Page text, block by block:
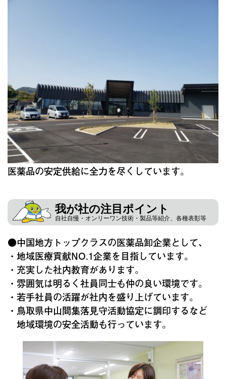
医薬品の安定供給に全力を尽くしています。
我が社の注目ポイント
自社自慢・オンリーワン技術・製品等紹介、各種表彰等
●中国地方トップクラスの医薬品卸企業として、
・地域医療貢献NO.1企業を目指しています。
・充実した社内教育があります。
・雰囲気は明るく社員同士も仲の良い環境です。
・若手社員の活躍が社内を盛り上げています。
・鳥取県中山間集落見守活動協定に調印するなど
地域環境の安全活動も行っています。